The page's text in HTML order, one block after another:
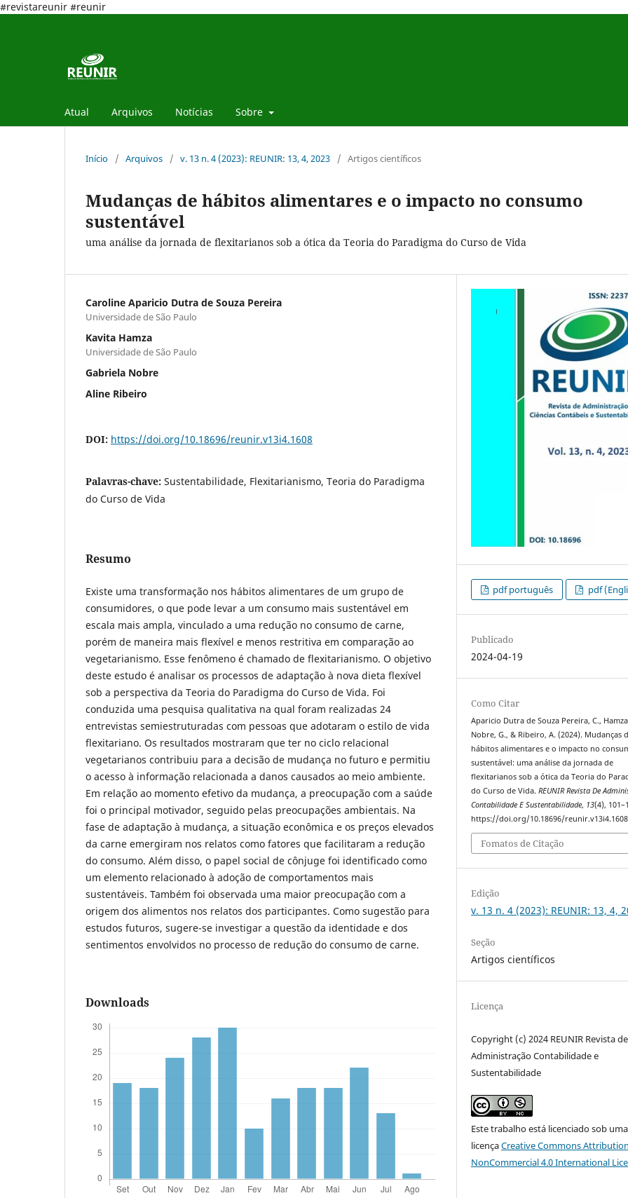
#revistareunir #reunir
Atual Arquivos Notícias Sobre
Início / Arquivos / v. 13 n. 4 (2023): REUNIR: 13, 4, 2023 / Artigos científicos
Mudanças de hábitos alimentares e o impacto no consumo
sustentável
uma análise da jornada de flexitarianos sob a ótica da Teoria do Paradigma do Curso de Vida
Caroline Aparicio Dutra de Souza Pereira
Universidade de São Paulo
Kavita Hamza
Universidade de São Paulo
Gabriela Nobre
Aline Ribeiro
DOI: https://doi.org/10.18696/reunir.v13i4.1608
Palavras-chave: Sustentabilidade, Flexitarianismo, Teoria do Paradigma
do Curso de Vida
Resumo
Existe uma transformação nos hábitos alimentares de um grupo de
consumidores, o que pode levar a um consumo mais sustentável em
escala mais ampla, vinculado a uma redução no consumo de carne,
porém de maneira mais flexível e menos restritiva em comparação ao
vegetarianismo. Esse fenômeno é chamado de flexitarianismo. O objetivo
deste estudo é analisar os processos de adaptação à nova dieta flexível
sob a perspectiva da Teoria do Paradigma do Curso de Vida. Foi
conduzida uma pesquisa qualitativa na qual foram realizadas 24
entrevistas semiestruturadas com pessoas que adotaram o estilo de vida
flexitariano. Os resultados mostraram que ter no ciclo relacional
vegetarianos contribuiu para a decisão de mudança no futuro e permitiu
o acesso à informação relacionada a danos causados ao meio ambiente.
Em relação ao momento efetivo da mudança, a preocupação com a saúde
foi o principal motivador, seguido pelas preocupações ambientais. Na
fase de adaptação à mudança, a situação econômica e os preços elevados
da carne emergiram nos relatos como fatores que facilitaram a redução
do consumo. Além disso, o papel social de cônjuge foi identificado como
um elemento relacionado à adoção de comportamentos mais
sustentáveis. Também foi observada uma maior preocupação com a
origem dos alimentos nos relatos dos participantes. Como sugestão para
estudos futuros, sugere-se investigar a questão da identidade e dos
sentimentos envolvidos no processo de redução do consumo de carne.
Downloads
pdf português pdf
Publicado
2024-04-19
Como Citar
Aparicio Dutra de Souza Pereira, C.,
Nobre, G., & Ribeiro, A. (2024). Mudanças
hábitos alimentares e o impacto no
sustentável: uma análise da jornada de
flexitarianos sob a ótica da Teoria do
do Curso de Vida.REUNIR Revista De
Contabilidade E Sustentabilidade, 13(4),
https://doi.org/10.18696/reunir.v13i4.1608
Fomatos de Citação
Edição
v. 13 n. 4 (2023): REUNIR: 13, 4,
Seção
Artigos científicos
Licença
Copyright (c) 2024 REUNIR Revista de
Administração Contabilidade e
Sustentabilidade
Este trabalho está licenciado sob uma
licençaCreative Commons
NonCommercial 4.0 International